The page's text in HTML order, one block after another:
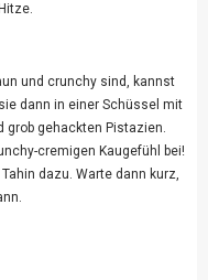
und crunchy sind, kannst
dann in einer Schüssel mit
grob gehackten Pistazien.
cremigen Kaugefühl bei!
dazu. Warte dann kurz,